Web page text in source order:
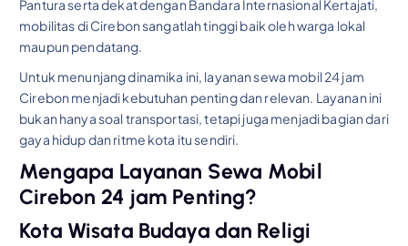
Pantura serta dekat dengan Bandara Internasional Kertajati,
mobilitas di Cirebon sangatlah tinggi baik oleh warga lokal
maupun pendatang.
Untuk menunjang dinamika ini, layanan sewa mobil 24 jam
Cirebon menjadi kebutuhan penting dan relevan. Layanan ini
bukan hanya soal transportasi, tetapi juga menjadi bagian dari
gaya hidup dan ritme kota itu sendiri.
Mengapa Layanan Sewa Mobil
Cirebon 24 jam Penting?
Kota Wisata Budaya dan Religi